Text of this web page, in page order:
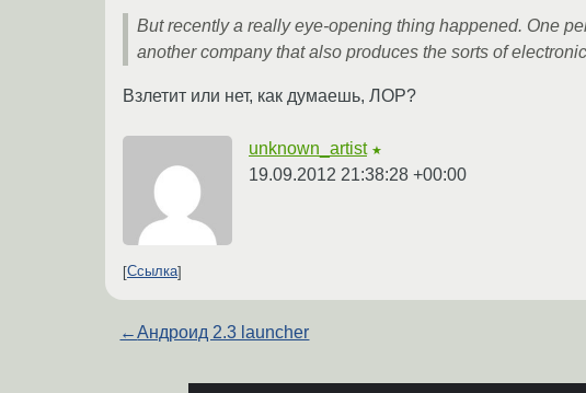
But recently a really eye-opening thing happened. One
another company that also produces the sorts of
Взлетит или нет, как думаешь, ЛОР?
unknown_artist ★
19.09.2012 21:38:28 +00:00
Ссылка
←Андроид 2.3 launcher